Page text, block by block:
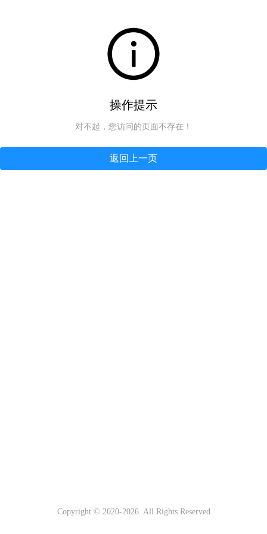
操作提示
对不起，您访问的页面不存在！
返回上一页
Copyright © 2020-2026. All Rights Reserved